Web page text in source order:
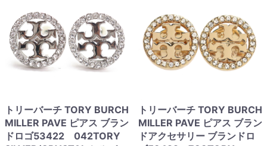
トリーバーチ TORY BURCH
MILLER PAVE ピアス ブラン
ドロゴ53422 042TORY
トリーバーチ TORY BURCH
MILLER PAVE ピアス ブラン
ドアクセサリー ブランドロ